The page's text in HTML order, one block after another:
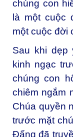
chúng con
là một cuộc
một cuộc đời
Sau khi dẹp
kinh ngạc
chúng con
chiêm ngắm
Chúa quyền
trước mặt
Đấng đã